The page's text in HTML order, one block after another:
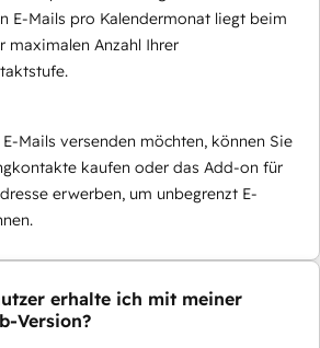
E-Mails pro Kalendermonat liegt beim
maximalen Anzahl Ihrer
Mails versenden möchten, können Sie
kaufen oder das Add-on für
erwerben, um unbegrenzt E-
erhalte ich mit meiner
Version?